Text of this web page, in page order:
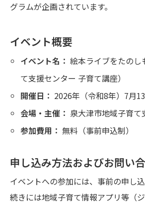
グラムが企画されています。
イベント概要
イベント名： 絵本ライブをたのし
て支援センター 子育て講座）
開催日： 2026年（令和8年）7月13
会場・主催： 泉大津市地域子育て
参加費用： 無料（事前申込制）
申し込み方法およびお問い
イベントへの参加には、事前の申し
続きには地域子育て情報アプリ等（